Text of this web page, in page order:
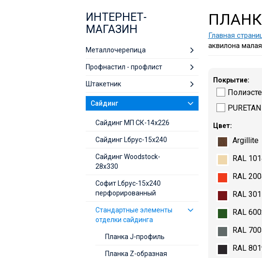
ИНТЕРНЕТ-
МАГАЗИН
Металлочерепица
Профнастил - профлист
Штакетник
Сайдинг
Cайдинг МП СК-14х226
Сайдинг Lбрус-15х240
Сайдинг Woodstock-
28х330
Софит Lбрус-15х240
перфорированный
Стандартные элементы
отделки сайдинга
Планка J-профиль
Планка Z-образная
Главная
аквилона малая
Покрытие:
PURETAN
Цвет:
Argillite
RAL
RAL
RAL
RAL
RAL
RAL